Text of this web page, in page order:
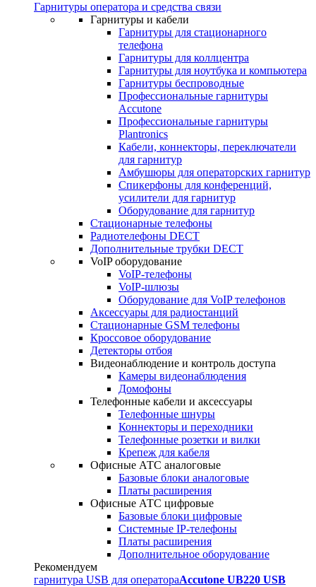
Гарнитуры оператора и средства связи
Гарнитуры и кабели
Гарнитуры для стационарного
телефона
Гарнитуры для коллцентра
Гарнитуры для ноутбука и компьютера
Гарнитуры беспроводные
Профессиональные гарнитуры
Accutone
Профессиональные гарнитуры
Plantronics
Кабели, коннекторы, переключатели
для гарнитур
Амбушюры для операторских гарнитур
Cпикерфоны для конференций,
усилители для гарнитур
Оборудование для гарнитур
Стационарные телефоны
Радиотелефоны DECT
Дополнительные трубки DECT
VoIP оборудование
VoIP-телефоны
VoIP-шлюзы
Оборудование для VoIP телефонов
Аксессуары для радиостанций
Стационарные GSM телефоны
Кроссовое оборудование
Детекторы отбоя
Видеонаблюдение и контроль доступа
Камеры видеонаблюдения
Домофоны
Телефонные кабели и аксессуары
Телефонные шнуры
Коннекторы и переходники
Телефонные розетки и вилки
Крепеж для кабеля
Офисные АТС аналоговые
Базовые блоки аналоговые
Платы расширения
Офисные АТС цифровые
Базовые блоки цифровые
Системные IP-телефоны
Платы расширения
Дополнительное оборудование
Рекомендуем
гарнитура USB для оператораAccutone UB220 USB